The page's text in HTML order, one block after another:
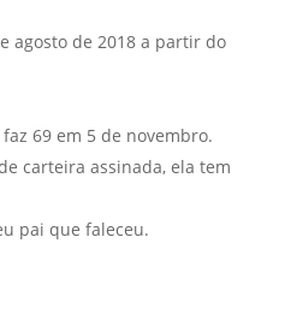
agosto de 2018 a partir do
69 em 5 de novembro.
carteira assinada, ela tem
pai que faleceu.